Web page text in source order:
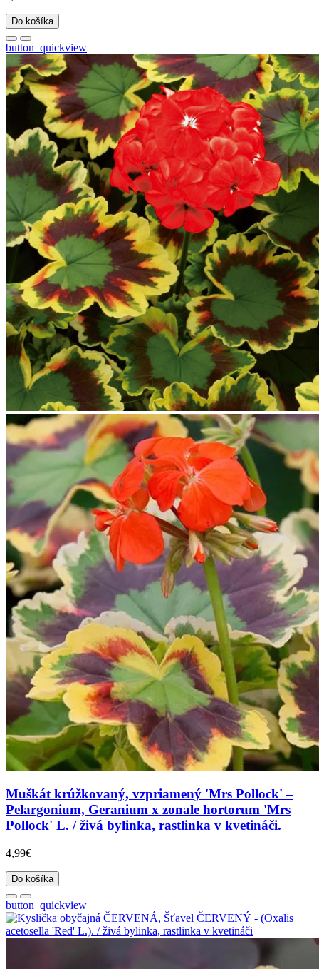
Do košíka
button_quickview
Muškát krúžkovaný, vzpriamený 'Mrs Pollock' –
Pelargonium, Geranium x zonale hortorum 'Mrs
Pollock' L. / živá bylinka, rastlinka v kvetináči.
4,99€
Do košíka
button_quickview